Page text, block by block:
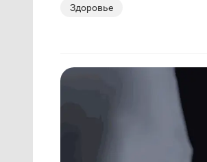
Здоровье